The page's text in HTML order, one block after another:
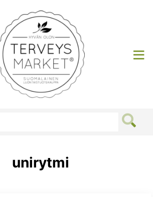
Terveysmarket
unirytmi